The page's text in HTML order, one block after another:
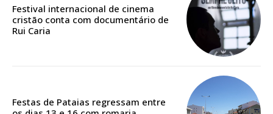
12 meses
Acesso aos conteúdos Exclusivos para
Ofertas para assinatura anual
Festival internacional de cinema
cristão conta com documentário de
Rui Caria
Festas de Pataias regressam entre